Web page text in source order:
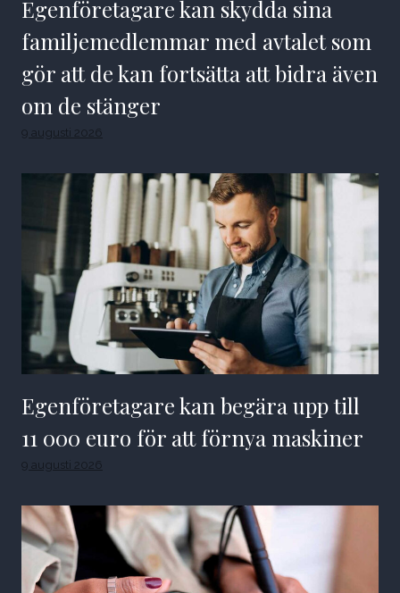
Egenföretagare kan skydda sina
familjemedlemmar med avtalet som
gör att de kan fortsätta att bidra även
om de stänger
9 augusti 2026
Egenföretagare kan begära upp till
11 000 euro för att förnya maskiner
9 augusti 2026